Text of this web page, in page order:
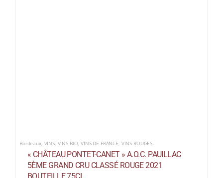
Bordeaux, VINS, VINS BIO,VINS DE FRANCE, VINS ROUGES
« CHÂTEAU PONTET-CANET » A.O.C. PAUILLAC
5ÈME GRAND CRU CLASSÉ ROUGE 2021